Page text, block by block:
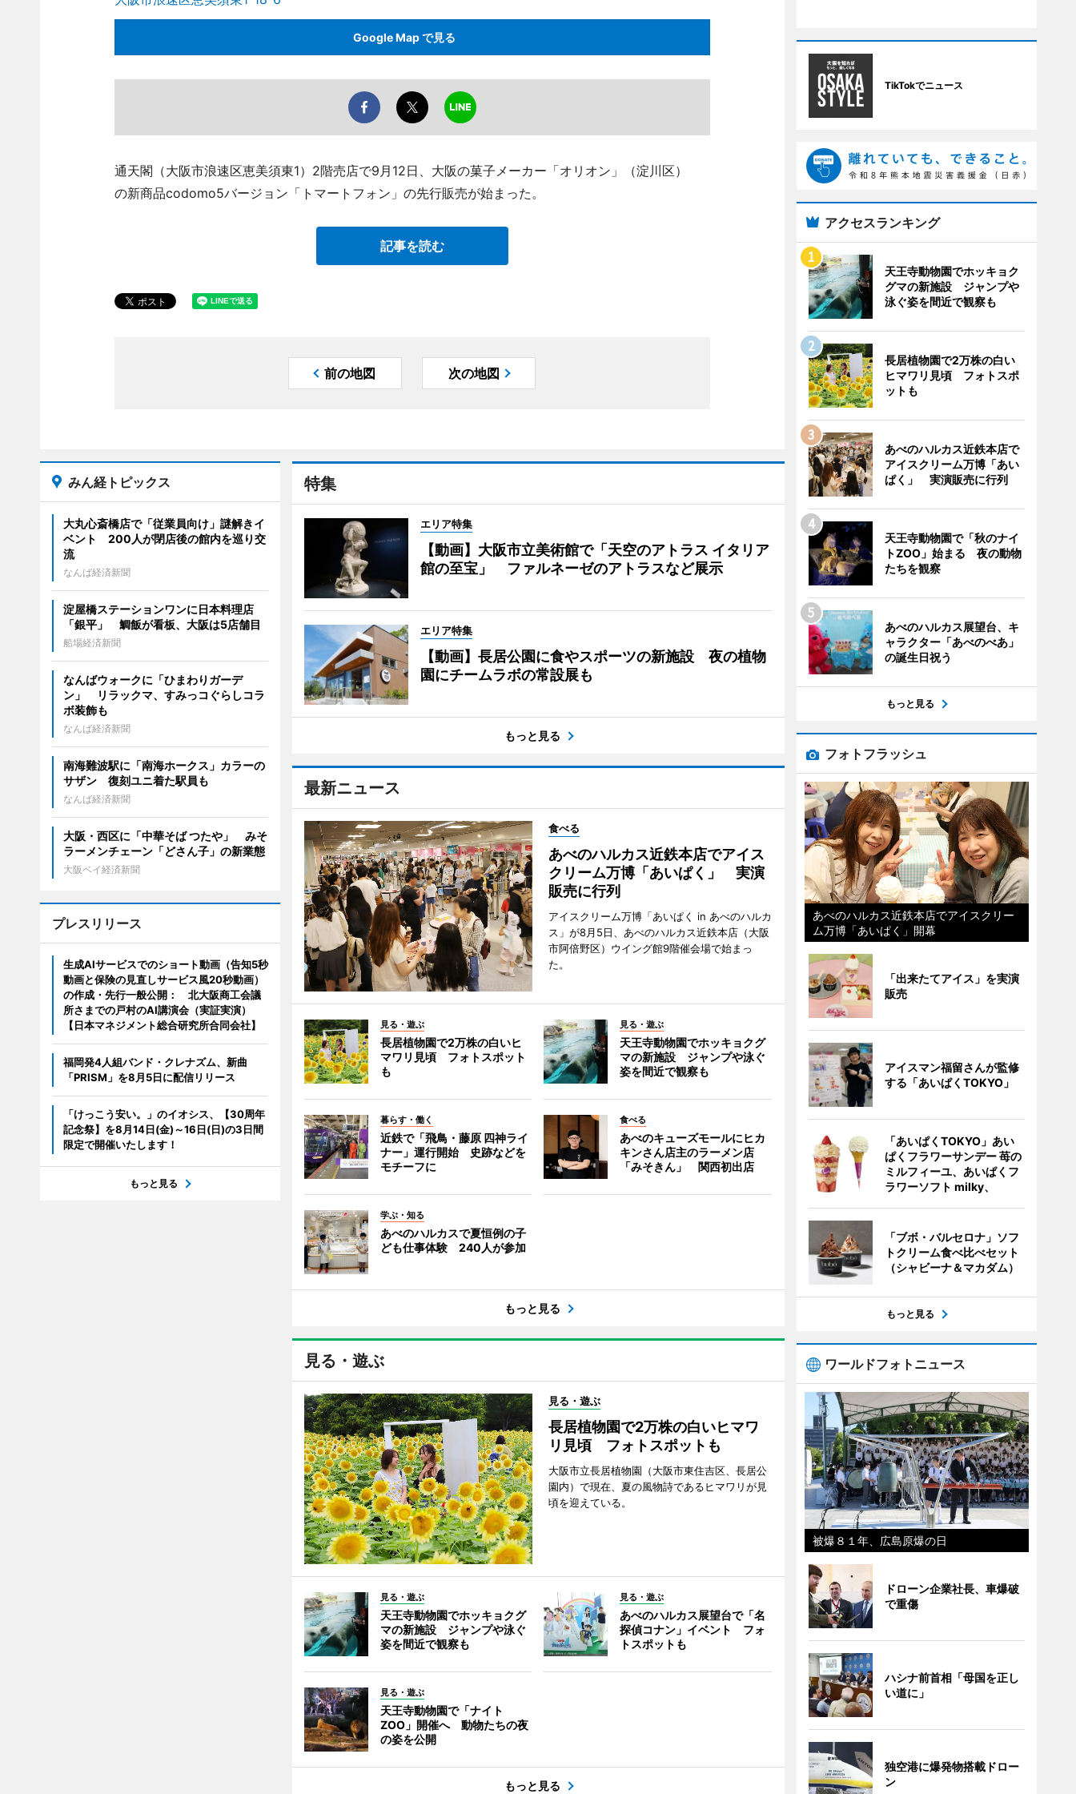
Google Map で見る
通天閣（大阪市浪速区恵美須東1）2階売店で9月12日、大阪の菓子メーカー「オリオン」（淀川区）
の新商品codomo5バージョン「トマートフォン」の先行販売が始まった。
記事を読む
前の地図 次の地図
特集
エリア特集
【動画】大阪市立美術館で「天空のアトラス イタリア
館の至宝」 ファルネーゼのアトラスなど展示
エリア特集
【動画】長居公園に食やスポーツの新施設 夜の植物
園にチームラボの常設展も
もっと見る
最新ニュース
食べる
あべのハルカス近鉄本店でアイス
クリーム万博「あいぱく」 実演
販売に行列
アイスクリーム万博「あいぱく in あべのハルカ
ス」が8月5日、あべのハルカス近鉄本店（大阪
市阿倍野区）ウイング館9階催会場で始まっ
た。
見る・遊ぶ
長居植物園で2万株の白いヒ
マワリ見頃 フォトスポット
も
見る・遊ぶ
天王寺動物園でホッキョクグ
マの新施設 ジャンプや泳ぐ
姿を間近で観察も
暮らす・働く
近鉄で「飛鳥・藤原 四神ライ
ナー」運行開始 史跡などを
モチーフに
食べる
あべのキューズモールにヒカ
キンさん店主のラーメン店
「みそきん」 関西初出店
学ぶ・知る
あべのハルカスで夏恒例の子
ども仕事体験 240人が参加
もっと見る
見る・遊ぶ
見る・遊ぶ
長居植物園で2万株の白いヒマワ
リ見頃 フォトスポットも
大阪市立長居植物園（大阪市東住吉区、長居公
園内）で現在、夏の風物詩であるヒマワリが見
頃を迎えている。
見る・遊ぶ
天王寺動物園でホッキョクグ
マの新施設 ジャンプや泳ぐ
姿を間近で観察も
見る・遊ぶ
あべのハルカス展望台で「名
探偵コナン」イベント フォ
トスポットも
見る・遊ぶ
天王寺動物園で「ナイト
ZOO」開催へ 動物たちの夜
の姿を公開
もっと見る
みん経トピックス
大丸心斎橋店で「従業員向け」謎解きイ
ベント 200人が閉店後の館内を巡り交
流
なんば経済新聞
淀屋橋ステーションワンに日本料理店
「銀平」 鯛飯が看板、大阪は5店舗目
船場経済新聞
なんばウォークに「ひまわりガーデ
ン」 リラックマ、すみっコぐらしコラ
ボ装飾も
なんば経済新聞
南海難波駅に「南海ホークス」カラーの
サザン 復刻ユニ着た駅員も
なんば経済新聞
大阪・西区に「中華そば つたや」 みそ
ラーメンチェーン「どさん子」の新業態
大阪ベイ経済新聞
プレスリリース
生成AIサービスでのショート動画（告知5秒
動画と保険の見直しサービス風20秒動画）
の作成・先行一般公開： 北大阪商工会議
所さまでの戸村のAI講演会（実証実演）
【日本マネジメント総合研究所合同会社】
福岡発4人組バンド・クレナズム、新曲
「PRISM」を8月5日に配信リリース
「けっこう安い。」のイオシス、【30周年
記念祭】を8月14日(金)～16日(日)の3日間
限定で開催いたします！
もっと見る
TikTokでニュース
アクセスランキング
天王寺動物園でホッキョク
グマの新施設 ジャンプや
泳ぐ姿を間近で観察も
長居植物園で2万株の白い
ヒマワリ見頃 フォトスポ
ットも
あべのハルカス近鉄本店で
アイスクリーム万博「あい
ぱく」 実演販売に行列
天王寺動物園で「秋のナイ
トZOO」始まる 夜の動物
たちを観察
あべのハルカス展望台、キ
ャラクター「あべのべあ」
の誕生日祝う
もっと見る
フォトフラッシュ
あべのハルカス近鉄本店でアイスクリー
ム万博「あいぱく」開幕
「出来たてアイス」を実演
販売
アイスマン福留さんが監修
する「あいぱくTOKYO」
「あいぱくTOKYO」あい
ぱくフラワーサンデー 苺の
ミルフィーユ、あいぱくフ
ラワーソフト milky、
「ブボ・バルセロナ」ソフ
トクリーム食べ比べセット
（シャビーナ＆マカダム）
もっと見る
ワールドフォトニュース
被爆８１年、広島原爆の日
ドローン企業社長、車爆破
で重傷
ハシナ前首相「母国を正し
い道に」
独空港に爆発物搭載ドロー
ン